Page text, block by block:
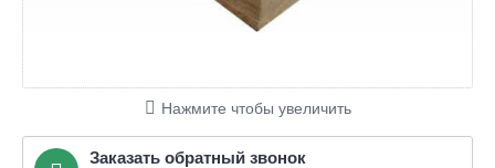
Нажмите чтобы увеличить
Заказать обратный звонок